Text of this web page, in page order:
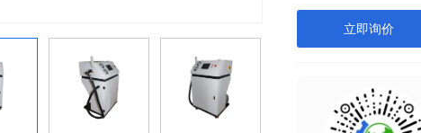
立即询价